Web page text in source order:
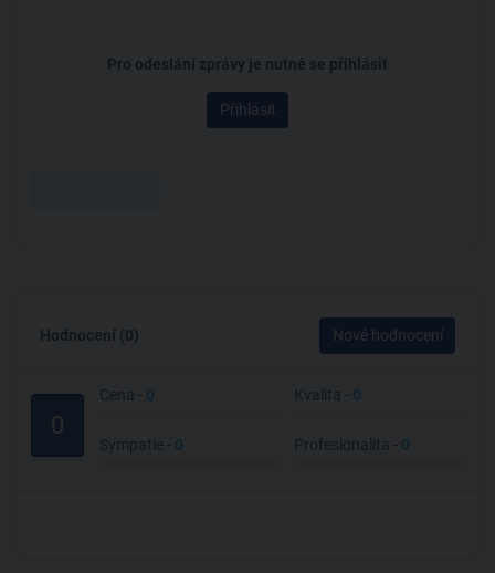
Pro odeslání zprávy je nutné se přihlásit
Přihlásit
Hodnocení (0) Nové hodnocení
0
Cena - 0
Sympatie - 0
Kvalita - 0
Profesionalita - 0